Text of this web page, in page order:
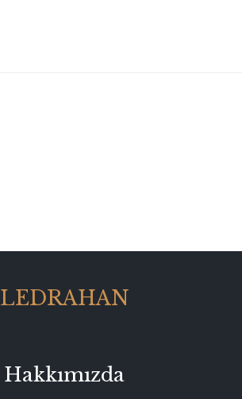
LEDRAHAN
Hakkımızda